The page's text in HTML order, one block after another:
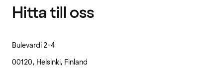
Hitta till oss
Bulevardi 2-4
00120, Helsinki, Finland